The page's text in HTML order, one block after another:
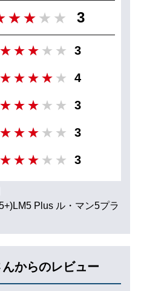
3
3
4
3
3
3
Plus ル・マン5プラ
んからのレビュー